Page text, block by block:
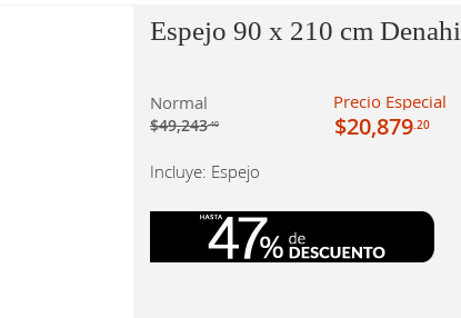
Espejo 90 x 210 cm
Normal
$49,243.40
Precio Especial
$20,879.20
Incluye: Espejo